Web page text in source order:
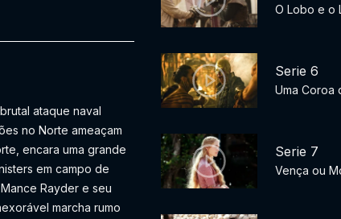
ataque naval
no Norte ameaçam
encara uma grande
em campo de
Rayder e seu
marcha rumo
O Lobo e o
Serie 6
Uma Coroa
Serie 7
Vença ou